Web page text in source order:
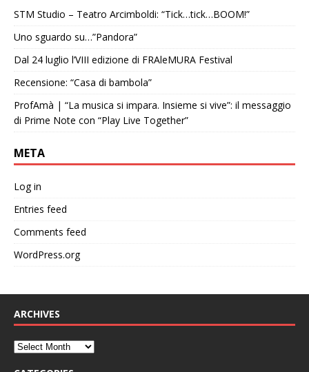
STM Studio – Teatro Arcimboldi: “Tick…tick…BOOM!”
Uno sguardo su…”Pandora”
Dal 24 luglio l’VIII edizione di FRAleMURA Festival
Recensione: “Casa di bambola”
ProfAmà | “La musica si impara. Insieme si vive”: il messaggio
di Prime Note con “Play Live Together”
META
Log in
Entries feed
Comments feed
WordPress.org
ARCHIVES